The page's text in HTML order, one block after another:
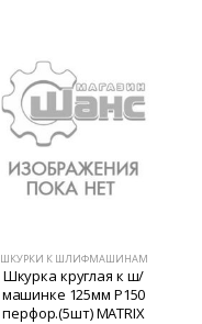
ШКУРКИ К ШЛИФМАШИНАМ
Шкурка круглая к ш/
машинке 125мм Р150
перфор.(5шт) MATRIX